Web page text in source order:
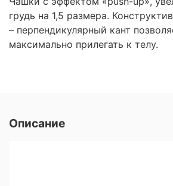
грудь на 1,5 размера.
– перпендикулярный кант
максимально прилегать к телу.
Описание